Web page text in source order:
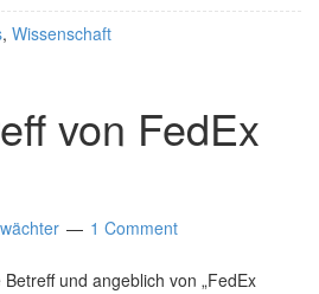
, Wissenschaft
von FedEx
1 Comment
und angeblich von „FedEx